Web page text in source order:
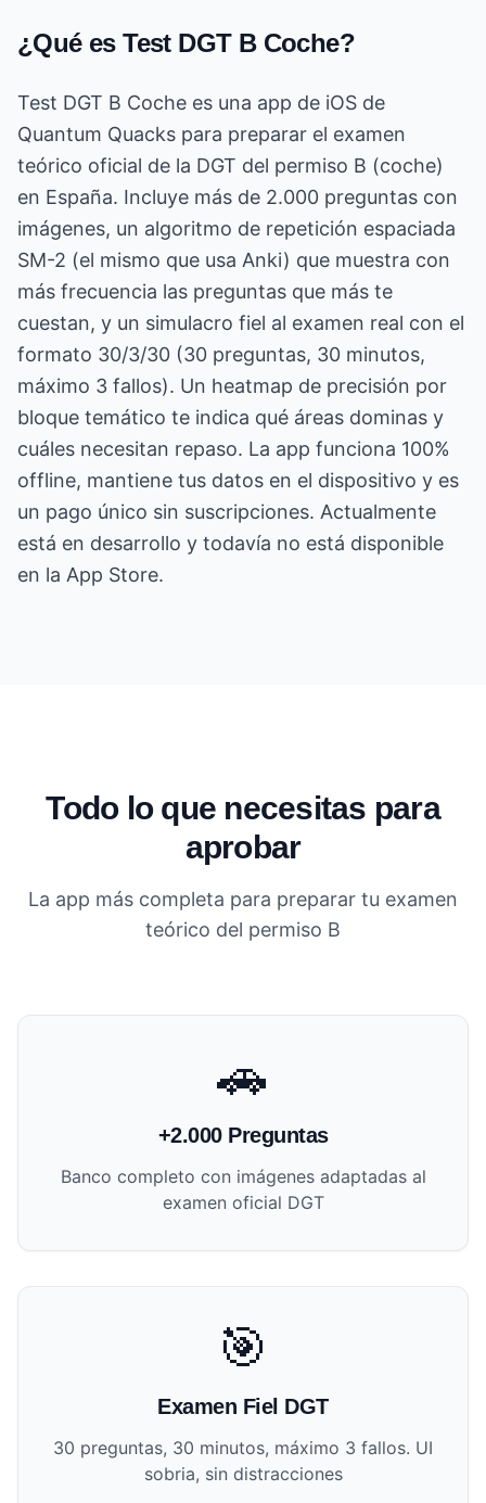
¿Qué es Test DGT B Coche?
Test DGT B Coche es una app de iOS de
Quantum Quacks para preparar el examen
teórico oficial de la DGT del permiso B (coche)
en España. Incluye más de 2.000 preguntas con
imágenes, un algoritmo de repetición espaciada
SM-2 (el mismo que usa Anki) que muestra con
más frecuencia las preguntas que más te
cuestan, y un simulacro fiel al examen real con el
formato 30/3/30 (30 preguntas, 30 minutos,
máximo 3 fallos). Un heatmap de precisión por
bloque temático te indica qué áreas dominas y
cuáles necesitan repaso. La app funciona 100%
offline, mantiene tus datos en el dispositivo y es
un pago único sin suscripciones. Actualmente
está en desarrollo y todavía no está disponible
en la App Store.
Todo lo que necesitas para
aprobar
La app más completa para preparar tu examen
teórico del permiso B
🚗
+2.000 Preguntas
Banco completo con imágenes adaptadas al
examen oficial DGT
🎯
Examen Fiel DGT
30 preguntas, 30 minutos, máximo 3 fallos. UI
sobria, sin distracciones